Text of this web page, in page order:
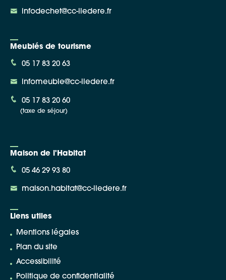
infodechet@cc-iledere.fr
Meublés de tourisme
05 17 83 20 63
infomeuble@cc-iledere.fr
05 17 83 20 60
(taxe de séjour)
Maison de l'Habitat
05 46 29 93 80
maison.habitat@cc-iledere.fr
Liens utiles
Mentions légales
Plan du site
Accessibilité
Politique de confidentialité